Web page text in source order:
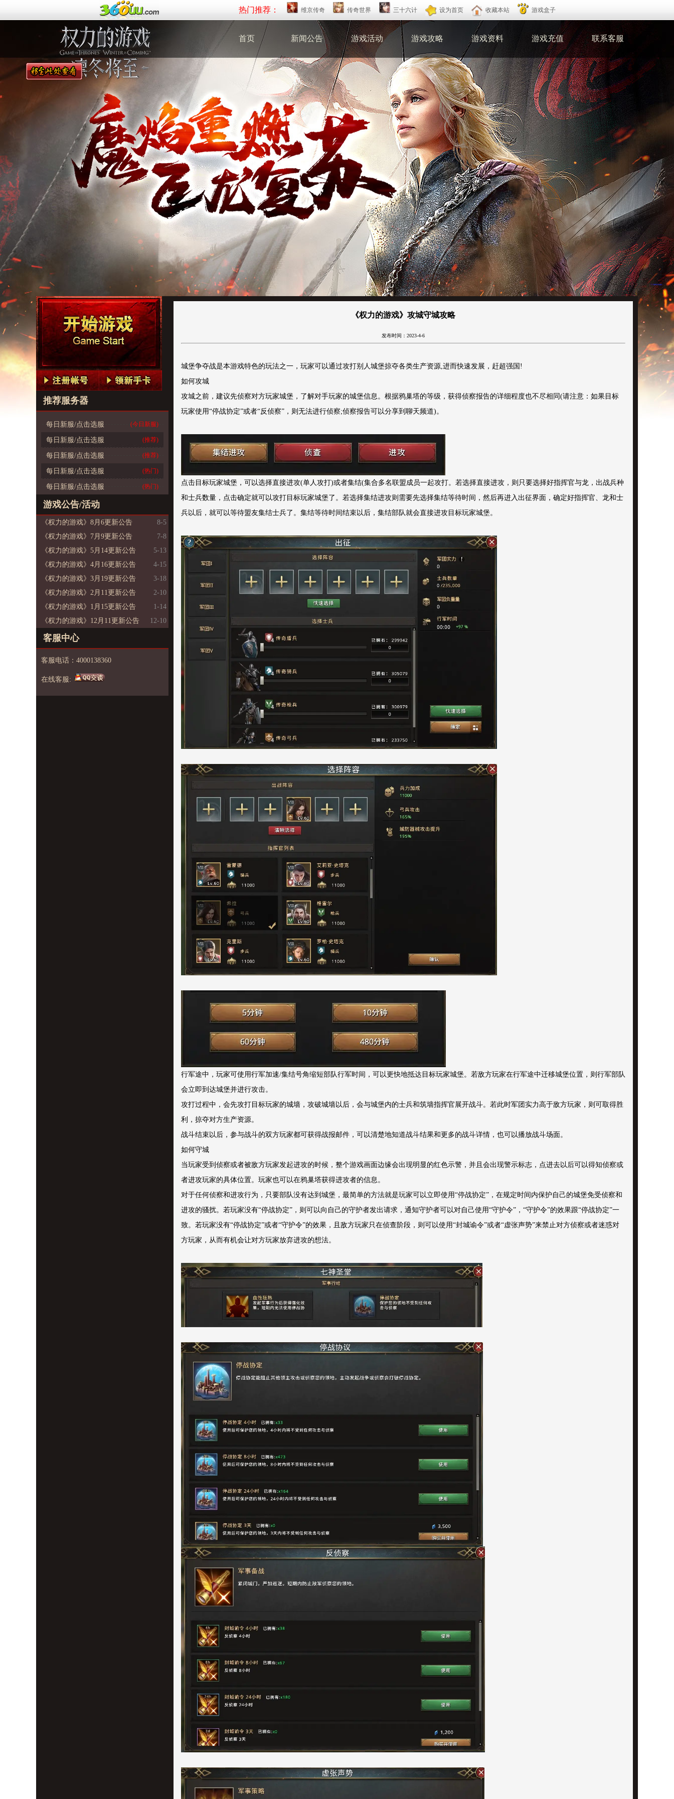
热门推荐： 维京传奇 传奇世界 三十六计 设为首页 收藏本站 游戏盒子
首页 新闻公告 游戏活动 游戏攻略 游戏资料 游戏充值 联系客服
推荐服务器
每日新服/点击选服 (今日新服)
每日新服/点击选服 (推荐)
每日新服/点击选服 (推荐)
每日新服/点击选服 (热门)
每日新服/点击选服 (热门)
游戏公告/活动
《权力的游戏》8月6更新公告
8-5
《权力的游戏》7月9更新公告
7-8
《权力的游戏》5月14更新公告
5-13
《权力的游戏》4月16更新公告
4-15
《权力的游戏》3月19更新公告
3-18
《权力的游戏》2月11更新公告
2-10
《权力的游戏》1月15更新公告
1-14
《权力的游戏》12月11更新公告
12-10
客服中心
客服电话：4000138360
在线客服:
《权力的游戏》攻城守城攻略
发布时间：2023-4-6
城堡争夺战是本游戏特色的玩法之一，玩家可以通过攻打别人城堡掠夺各类生产资源,进而快速发展，赶超强国!
如何攻城
攻城之前，建议先侦察对方玩家城堡，了解对手玩家的城堡信息。根据鸦巢塔的等级，获得侦察报告的详细程度也不尽相同(请注意：如果目标
玩家使用“停战协定”或者“反侦察”，则无法进行侦察;侦察报告可以分享到聊天频道)。
点击目标玩家城堡，可以选择直接进攻(单人攻打)或者集结(集合多名联盟成员一起攻打。若选择直接进攻，则只要选择好指挥官与龙，出战兵种
和士兵数量，点击确定就可以攻打目标玩家城堡了。若选择集结进攻则需要先选择集结等待时间，然后再进入出征界面，确定好指挥官、龙和士
兵以后，就可以等待盟友集结士兵了。集结等待时间结束以后，集结部队就会直接进攻目标玩家城堡。
行军途中，玩家可使用行军加速/集结号角缩短部队行军时间，可以更快地抵达目标玩家城堡。若敌方玩家在行军途中迁移城堡位置，则行军部队
会立即到达城堡并进行攻击。
攻打过程中，会先攻打目标玩家的城墙，攻破城墙以后，会与城堡内的士兵和筑墙指挥官展开战斗。若此时军团实力高于敌方玩家，则可取得胜
利，掠夺对方生产资源。
战斗结束以后，参与战斗的双方玩家都可获得战报邮件，可以清楚地知道战斗结果和更多的战斗详情，也可以播放战斗场面。
如何守城
当玩家受到侦察或者被敌方玩家发起进攻的时候，整个游戏画面边缘会出现明显的红色示警，并且会出现警示标志，点进去以后可以得知侦察或
者进攻玩家的具体位置。玩家也可以在鸦巢塔获得进攻者的信息。
对于任何侦察和进攻行为，只要部队没有达到城堡，最简单的方法就是玩家可以立即使用“停战协定”，在规定时间内保护自己的城堡免受侦察和
进攻的骚扰。若玩家没有“停战协定”，则可以向自己的守护者发出请求，通知守护者可以对自己使用“守护令”，“守护令”的效果跟“停战协定”一
致。若玩家没有“停战协定”或者“守护令”的效果，且敌方玩家只在侦查阶段，则可以使用“封城谕令”或者“虚张声势”来禁止对方侦察或者迷惑对
方玩家，从而有机会让对方玩家放弃进攻的想法。